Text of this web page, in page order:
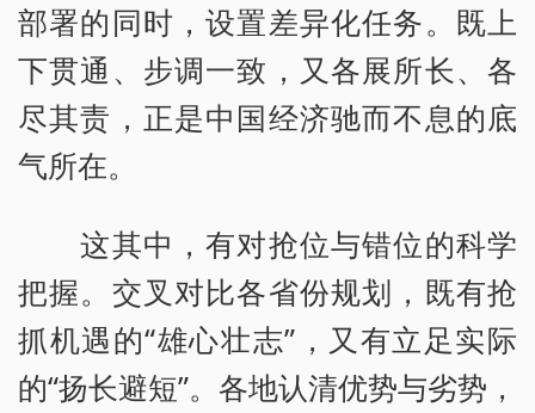
部署的同时，设置差异化任务。既上
下贯通、步调一致，又各展所长、各
尽其责，正是中国经济驰而不息的底
气所在。
这其中，有对抢位与错位的科学
把握。交叉对比各省份规划，既有抢
抓机遇的“雄心壮志”，又有立足实际
的“扬长避短”。各地认清优势与劣势，